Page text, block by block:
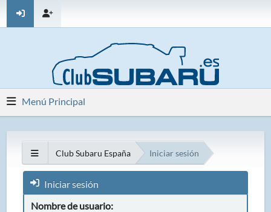
Menú Principal
Club Subaru España Iniciar sesión
Iniciar sesión
Nombre de usuario: